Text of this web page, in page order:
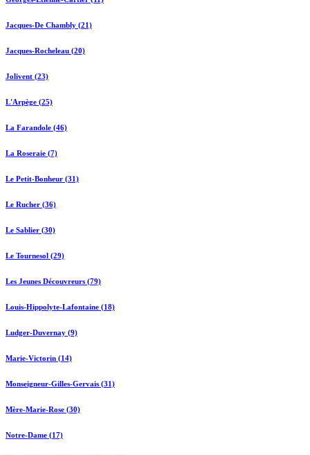
Jacques-De Chambly (21)
Jacques-Rocheleau (20)
Jolivent (23)
L'Arpège (25)
La Farandole (46)
La Roseraie (7)
Le Petit-Bonheur (31)
Le Rucher (36)
Le Sablier (30)
Le Tournesol (29)
Les Jeunes Découvreurs (79)
Louis-Hippolyte-Lafontaine (18)
Ludger-Duvernay (9)
Marie-Victorin (14)
Monseigneur-Gilles-Gervais (31)
Mère-Marie-Rose (30)
Notre-Dame (17)